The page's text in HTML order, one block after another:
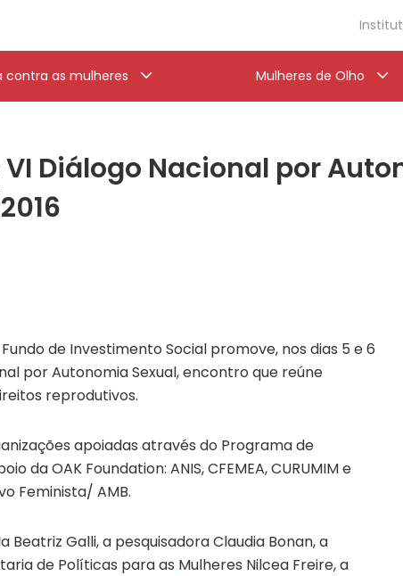
contra as mulheres Mulheres de Olho
VI Diálogo Nacional por
Fundo de Investimento Social promove, nos dias 5 e 6
por Autonomia Sexual, encontro que reúne
reprodutivos.
apoiadas através do Programa de
da OAK Foundation: ANIS, CFEMEA, CURUMIM e
Feminista/ AMB.
Galli, a pesquisadora Claudia Bonan, a
de Políticas para as Mulheres Nilcea Freire, a